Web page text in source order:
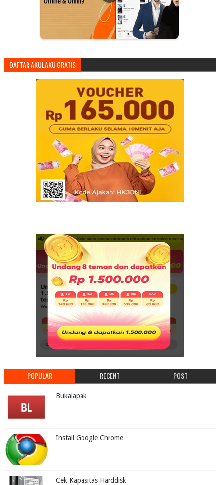
DAFTAR AKULAKU GRATIS
POPULAR RECENT POST
Bukalapak
Install Google Chrome
Cek Kapasitas Harddisk